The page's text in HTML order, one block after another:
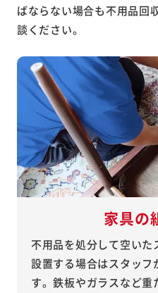
ばならない場合も不用品回
談ください。
家具の
不用品を処分して空い
設置する場合はスタッフ
す。鉄板やガラスなど